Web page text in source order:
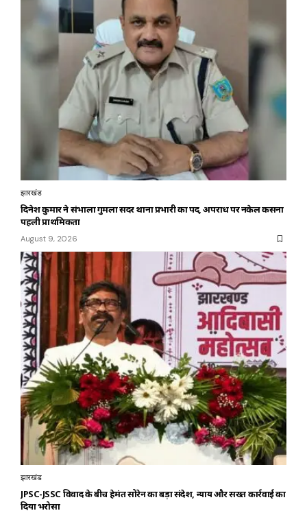
झारखंड
दिनेश कुमार ने संभाला गुमला सदर थाना प्रभारी का पद, अपराध पर नकेल कसना
पहली प्राथमिकता
August 9, 2026
झारखंड
JPSC-JSSC विवाद के बीच हेमंत सोरेन का बड़ा संदेश, न्याय और सख्त कार्रवाई का
दिया भरोसा